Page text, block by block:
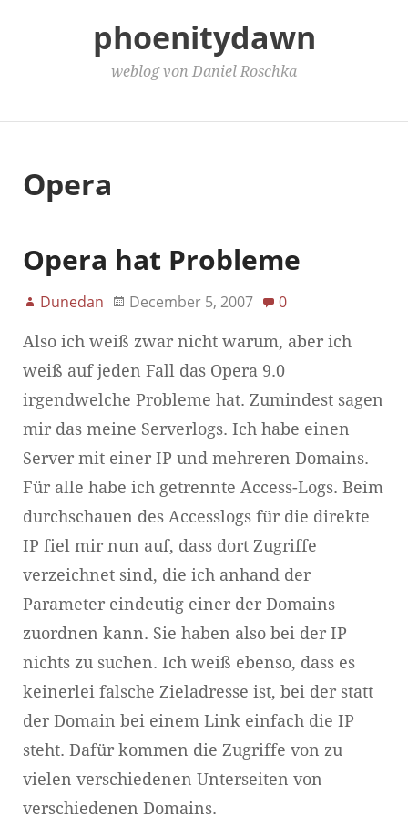
phoenitydawn
weblog von Daniel Roschka
Opera
Opera hat Probleme
Dunedan December 5, 2007 0
Also ich weiß zwar nicht warum, aber ich
weiß auf jeden Fall das Opera 9.0
irgendwelche Probleme hat. Zumindest sagen
mir das meine Serverlogs. Ich habe einen
Server mit einer IP und mehreren Domains.
Für alle habe ich getrennte Access-Logs. Beim
durchschauen des Accesslogs für die direkte
IP fiel mir nun auf, dass dort Zugriffe
verzeichnet sind, die ich anhand der
Parameter eindeutig einer der Domains
zuordnen kann. Sie haben also bei der IP
nichts zu suchen. Ich weiß ebenso, dass es
keinerlei falsche Zieladresse ist, bei der statt
der Domain bei einem Link einfach die IP
steht. Dafür kommen die Zugriffe von zu
vielen verschiedenen Unterseiten von
verschiedenen Domains.